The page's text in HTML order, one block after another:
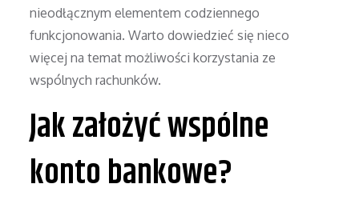
nieodłącznym elementem codziennego
funkcjonowania. Warto dowiedzieć się nieco
więcej na temat możliwości korzystania ze
wspólnych rachunków.
Jak założyć wspólne
konto bankowe?